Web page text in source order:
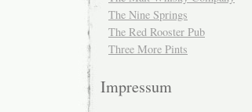
The Nine Springs
The Red Rooster Pub
Three More Pints
Impressum